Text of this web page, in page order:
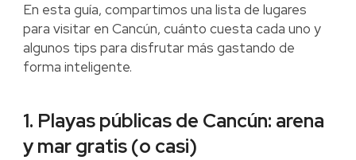
En esta guía, compartimos una lista de lugares
para visitar en Cancún, cuánto cuesta cada uno y
algunos tips para disfrutar más gastando de
forma inteligente.
1. Playas públicas de Cancún: arena
y mar gratis (o casi)